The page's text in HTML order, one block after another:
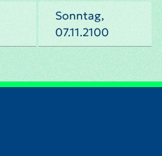
Sonntag,
07.11.2100